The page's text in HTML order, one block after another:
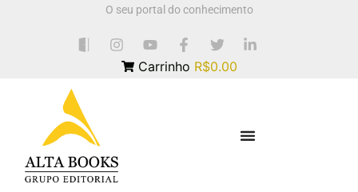
O seu portal do conhecimento
Carrinho R$0.00